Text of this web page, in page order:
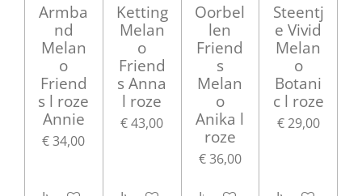
Armba
nd
Melan
o
Friend
s l roze
Annie
€ 34,00
Ketting
Melan
o
Friend
s Anna
l roze
€ 43,00
Oorbel
len
Friend
s
Melan
o
Anika l
roze
€ 36,00
Steentj
e Vivid
Melan
o
Botani
c l roze
€ 29,00